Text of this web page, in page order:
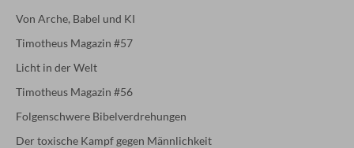
Von Arche, Babel und KI
Timotheus Magazin #57
Licht in der Welt
Timotheus Magazin #56
Folgenschwere Bibelverdrehungen
Der toxische Kampf gegen Männlichkeit